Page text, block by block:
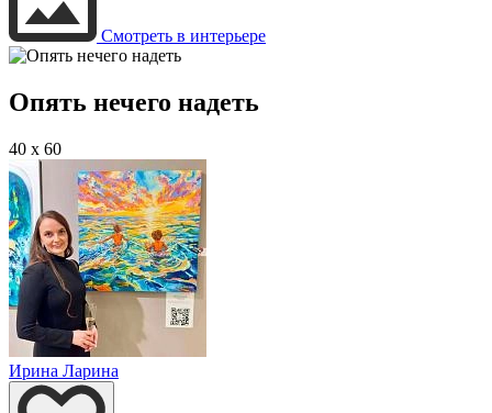
Смотреть в интерьере
Опять нечего надеть
40 x 60
Ирина Ларина